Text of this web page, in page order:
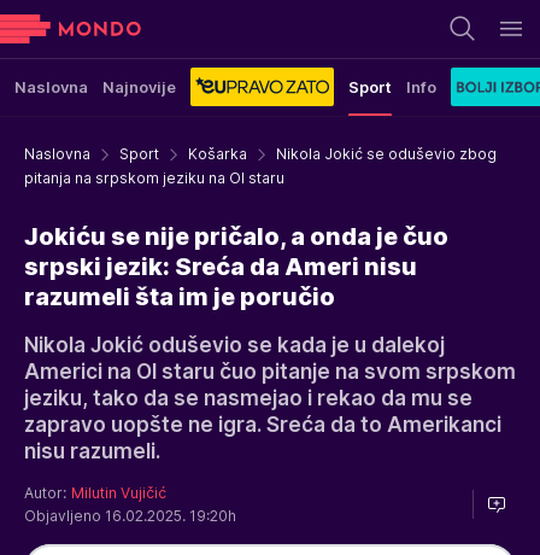
Naslovna Najnovije Sport Info
Naslovna Sport Košarka
Nikola Jokić se oduševio zbog
pitanja na srpskom jeziku na Ol staru
Jokiću se nije pričalo, a onda je čuo
srpski jezik: Sreća da Ameri nisu
razumeli šta im je poručio
Nikola Jokić oduševio se kada je u dalekoj
Americi na Ol staru čuo pitanje na svom srpskom
jeziku, tako da se nasmejao i rekao da mu se
zapravo uopšte ne igra. Sreća da to Amerikanci
nisu razumeli.
Autor: Milutin Vujičić
Objavljeno 16.02.2025. 19:20h